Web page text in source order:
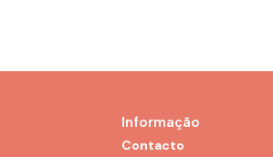
Informação
Contacto